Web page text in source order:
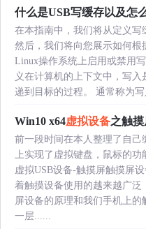
什么是USB写缓存以及怎
在本指南中，我们将从定义写
然后，我们将向您展示如何根
Linux操作系统上启用或禁用
义在计算机的上下文中，写
递到目标的过程。 通常称为写
Win10 x64虚拟设备之触
前一段时间在本人整理了自己
上实现了虚拟键盘，鼠标的
虚拟USB设备-触摸屏触摸屏
着触摸设备使用的越来越广
屏设备的原理和我们手机上
一层......